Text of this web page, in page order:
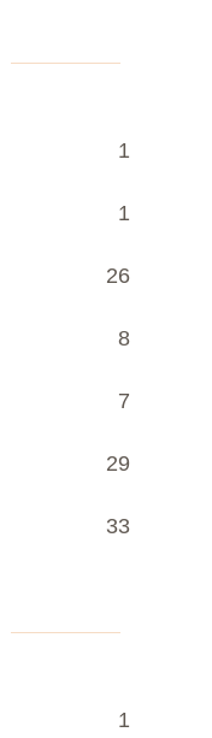
1
1
26
8
7
29
33
1